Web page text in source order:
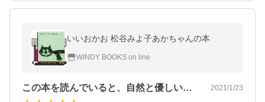
いいおかお 松谷みよ子あかちゃんの本
WINDY BOOKS on line
この本を読んでいると、自然と優しい声の… 2021/1/23